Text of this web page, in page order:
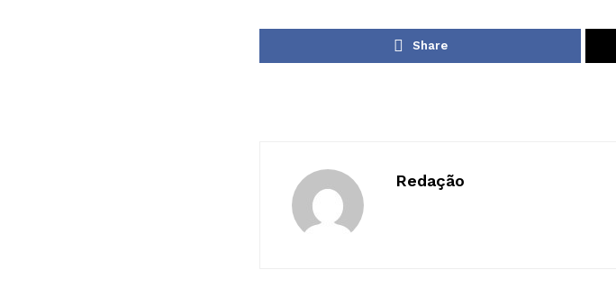
Share
Redação